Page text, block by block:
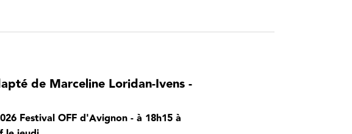
de Marceline Loridan-Ivens -
Festival OFF d'Avignon - à 18h15 à